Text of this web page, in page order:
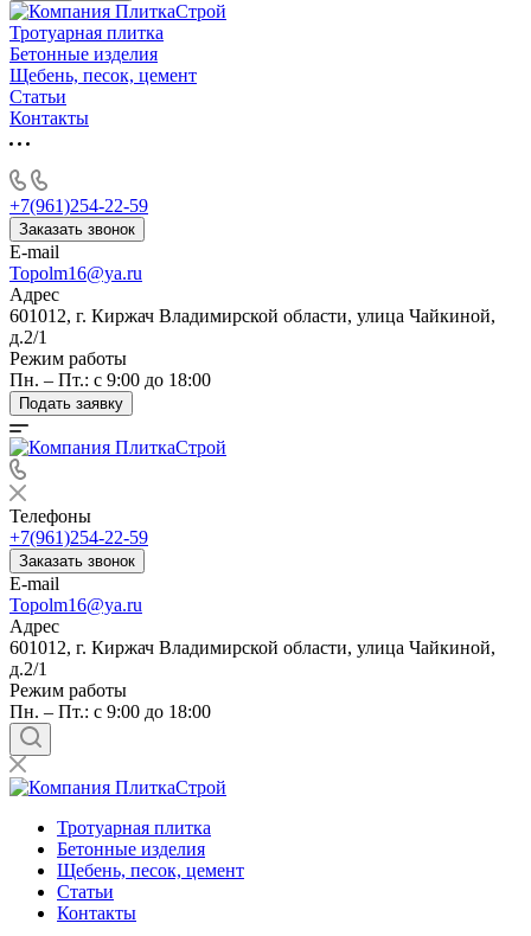
Тротуарная плитка
Бетонные изделия
Щебень, песок, цемент
Статьи
Контакты
+7(961)254-22-59
Заказать звонок
E-mail
Topolm16@ya.ru
Адрес
601012, г. Киржач Владимирской области, улица Чайкиной,
д.2/1
Режим работы
Пн. – Пт.: с 9:00 до 18:00
Подать заявку
Телефоны
+7(961)254-22-59
Заказать звонок
E-mail
Topolm16@ya.ru
Адрес
601012, г. Киржач Владимирской области, улица Чайкиной,
д.2/1
Режим работы
Пн. – Пт.: с 9:00 до 18:00
Тротуарная плитка
Бетонные изделия
Щебень, песок, цемент
Статьи
Контакты